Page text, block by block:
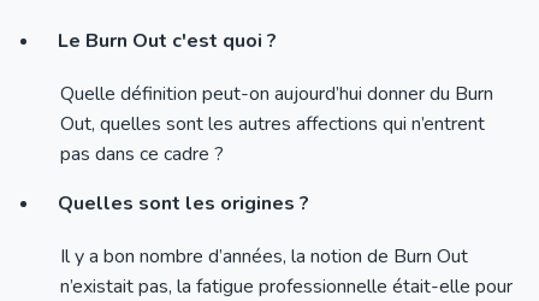
Le Burn Out c'est quoi ?
Quelle définition peut-on aujourd’hui donner du Burn
Out, quelles sont les autres affections qui n’entrent
pas dans ce cadre ?
Quelles sont les origines ?
Il y a bon nombre d’années, la notion de Burn Out
n’existait pas, la fatigue professionnelle était-elle pour